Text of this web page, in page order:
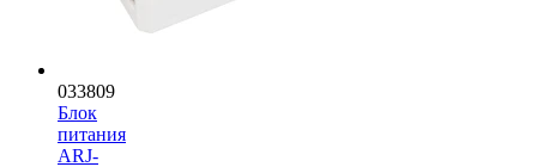
033809
Блок
питания
ARJ-